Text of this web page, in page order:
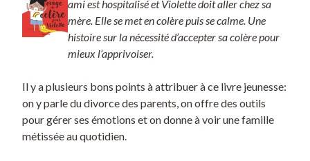
ami est hospitalisé et Violette doit aller chez sa
mère. Elle se met en colère puis se calme. Une
histoire sur la nécessité d’accepter sa colère pour
mieux l’apprivoiser.
Il y a plusieurs bons points à attribuer à ce livre jeunesse:
on y parle du divorce des parents, on offre des outils
pour gérer ses émotions et on donne à voir une famille
métissée au quotidien.